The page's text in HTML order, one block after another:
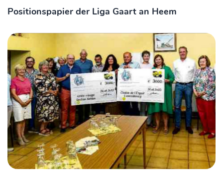
Positionspapier der Liga Gaart an Heem